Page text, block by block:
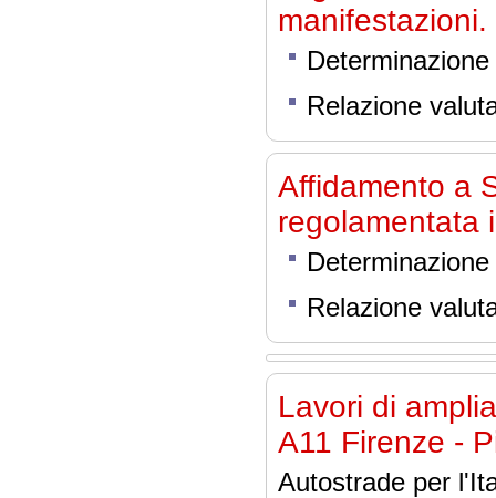
manifestazioni.
Relazione
Affidamento a
regolamentata
Relazione
Lavori di
A11 Firenze -
Autostrade per